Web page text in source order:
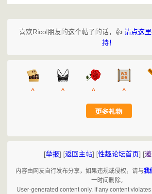
喜欢Ricol朋友的这个帖子的话，👍 请点这
持！
^ ^ ^ ^
[举报] [返回主帖] [性趣论坛首页] [
内容由网友自行发布分享，如果违规或侵权，请与我
一时间删除。
User-generated content only. If any content